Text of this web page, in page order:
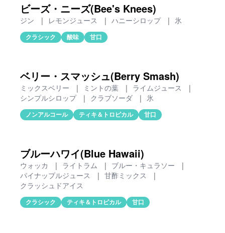
ビーズ・ニーズ(Bee's Knees)
ジン | レモンジュース | ハニーシロップ | 氷
クラシック 酸味 甘口
ベリー・スマッシュ(Berry Smash)
ミックスベリー | ミントの葉 | ライムジュース
|
シンプルシロップ
| クラブソーダ | 氷
ノンアルコール ティキ＆トロピカル 甘口
ブルーハワイ(Blue Hawaii)
ウォッカ | ライトラム | ブルー・キュラソー
|
パイナップルジュース
| 甘酢ミックス
|
クラッシュドアイス
クラシック ティキ＆トロピカル 甘口